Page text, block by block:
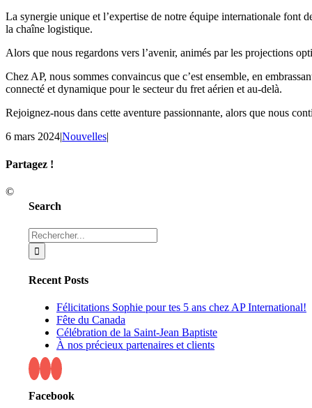
La synergie unique et l’expertise de notre équipe internationale font
la chaîne logistique.
Alors que nous regardons vers l’avenir, animés par les projections
Chez AP, nous sommes convaincus que c’est ensemble, en
connecté et dynamique pour le secteur du fret aérien et au-delà.
Rejoignez-nous dans cette aventure passionnante, alors que nous
6 mars 2024|Nouvelles|
Partagez !
Facebook
X
Reddit
LinkedIn
Tumblr
Pinterest
Email
Search
Rechercher:
Recent Posts
Félicitations Sophie pour tes 5 ans chez AP International!
Fête du Canada
Célébration de la Saint-Jean Baptiste
À nos précieux partenaires et clients
Facebook
©